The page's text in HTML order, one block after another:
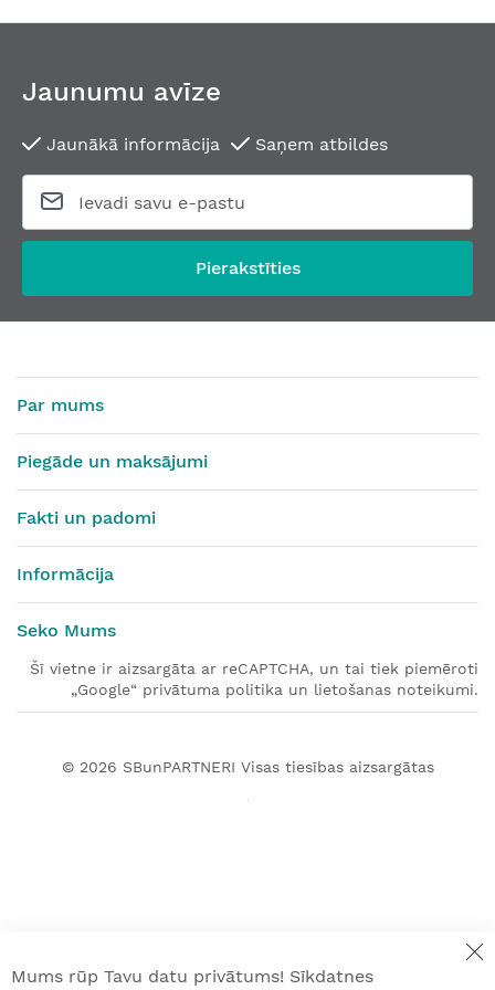
Jaunumu avīze
Jaunākā informācija Saņem atbildes
Pierakstīties
Par mums
Piegāde un maksājumi
Fakti un padomi
Informācija
Seko Mums
Šī vietne ir aizsargāta ar reCAPTCHA, un tai tiek piemēroti
„Google“ privātuma politika un lietošanas noteikumi.
© 2026 SBunPARTNERI Visas tiesības aizsargātas
Mums rūp Tavu datu privātums! Sīkdatnes